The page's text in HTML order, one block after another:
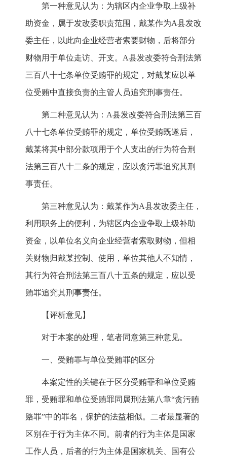
第一种意见认为：为辖区内企业争取上级补
助资金，属于发改委职责范围，戴某作为A县发改
委主任，以此向企业经营者索要财物，后将部分
财物用于单位走访、开支。A县发改委符合刑法第
三百八十七条单位受贿罪的规定，对戴某应以单
位受贿中直接负责的主管人员追究刑事责任。
第二种意见认为：A县发改委符合刑法第三百
八十七条单位受贿罪的规定，单位受贿既遂后，
戴某将其中部分款项用于个人支出的行为符合刑
法第三百八十二条的规定，应以贪污罪追究其刑
事责任。
第三种意见认为：戴某作为A县发改委主任，
利用职务上的便利，为辖区内企业争取上级补助
资金，以单位名义向企业经营者索取财物，但相
关财物归戴某控制、使用，单位其他人不知情，
其行为符合刑法第三百八十五条的规定，应以受
贿罪追究其刑事责任。
【评析意见】
对于本案的处理，笔者同意第三种意见。
一、受贿罪与单位受贿罪的区分
本案定性的关键在于区分受贿罪和单位受贿
罪，受贿罪和单位受贿罪同属刑法第八章“贪污贿
赂罪”中的罪名，保护的法益相似。二者最显著的
区别在于行为主体不同。前者的行为主体是国家
工作人员，后者的行为主体是国家机关、国有公